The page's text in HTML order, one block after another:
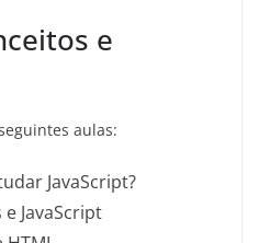
e
aulas:
JavaScript?
JavaScript